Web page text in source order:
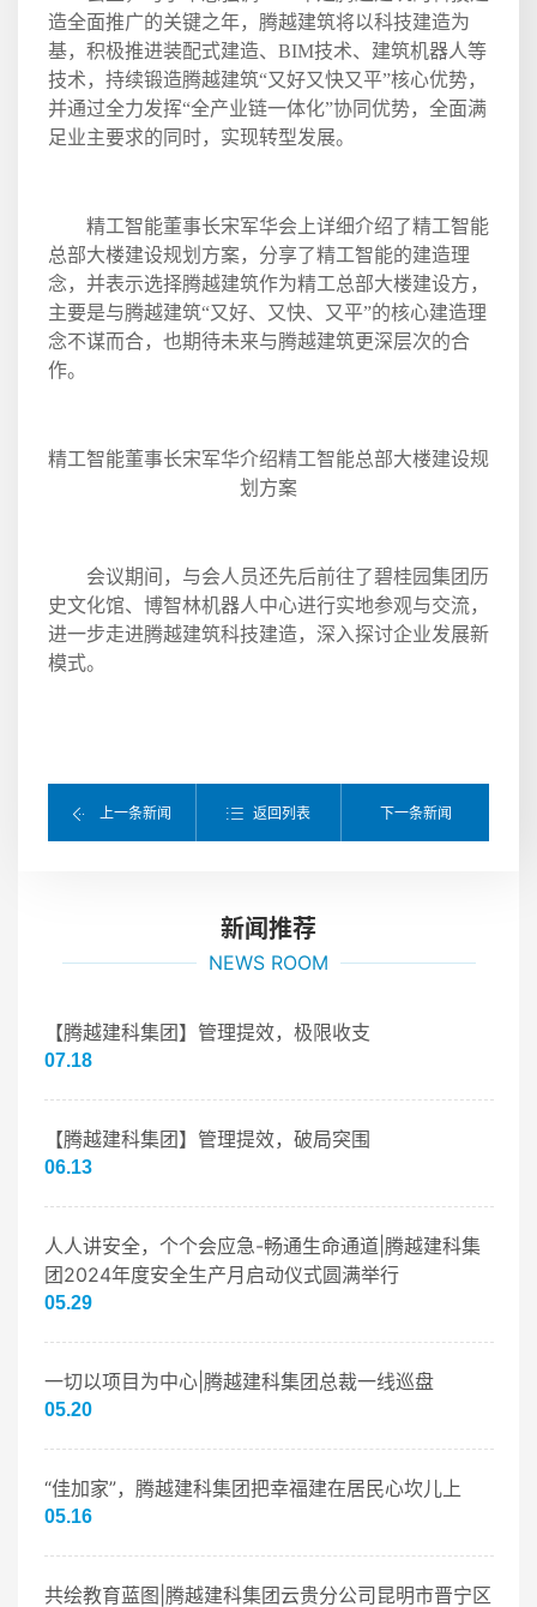
造全面推广的关键之年，腾越建筑将以科技建造为
基，积极推进装配式建造、 BIM技术、建筑机器人等
技术，持续锻造腾越建筑“又好又快又平”核心优势，
并通过全力发挥“全产业链一体化”协同优势，全面满
足业主要求的同时，实现转型发展。
精工智能董事长宋军华会上详细介绍了精工智能
总部大楼建设规划方案，分享了精工智能的建造理
念，并表示选择腾越建筑作为精工总部大楼建设方，
主要是与腾越建筑“又好、又快、又平”的核心建造理
念不谋而合，也期待未来与腾越建筑更深层次的合
作。
精工智能董事长宋军华介绍精工智能总部大楼建设规
划方案
会议期间，与会人员还先后前往了碧桂园集团历
史文化馆、博智林机器人中心进行实地参观与交流，
进一步走进腾越建筑科技建造，深入探讨企业发展新
模式。
上一条新闻 返回列表 下一条新闻
新闻推荐
NEWS ROOM
【腾越建科集团】管理提效，极限收支
07.18
【腾越建科集团】管理提效，破局突围
06.13
人人讲安全，个个会应急-畅通生命通道|腾越建科集
团2024年度安全生产月启动仪式圆满举行
05.29
一切以项目为中心|腾越建科集团总裁一线巡盘
05.20
“佳加家”，腾越建科集团把幸福建在居民心坎儿上
05.16
共绘教育蓝图|腾越建科集团云贵分公司昆明市晋宁区